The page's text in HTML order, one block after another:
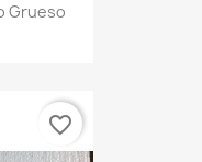
Grueso
favorite_border